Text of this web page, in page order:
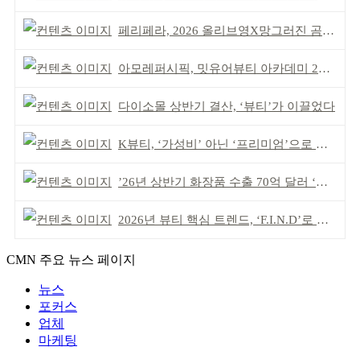
페리페라, 2026 올리브영X망그러진 곰 콜라보
아모레퍼시픽, 밋유어뷰티 아카데미 2기 발대식
다이소몰 상반기 결산, ‘뷰티’가 이끌었다
K뷰티, ‘가성비’ 아닌 ‘프리미엄’으로 승부걸어야
’26년 상반기 화장품 수출 70억 달러 ‘역대 최고’
2026년 뷰티 핵심 트렌드, ‘F.I.N.D’로 읽는다
CMN 주요 뉴스 페이지
뉴스
포커스
업체
마케팅